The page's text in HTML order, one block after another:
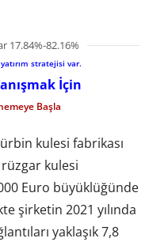
17.84%-82.16%
stratejisi var.
İçin
Başla
kulesi fabrikası
kulesi
Euro büyüklüğünde
şirketin 2021 yılında
yaklaşık 7,8